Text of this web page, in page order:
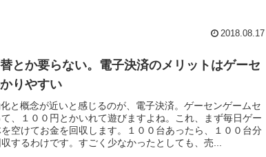
2018.08.17
とか要らない。電子決済のメリットはゲーセ
りやすい
と概念が近いと感じるのが、電子決済。ゲーセンゲームセ
て、１００円とかいれて遊びますよね。これ、まず毎日ゲー
を空けてお金を回収します。１００台あったら、１００台分
するわけです。すごく少なかったとしても、売...